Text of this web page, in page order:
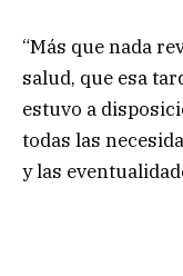
“Más que nada
salud, que esa
estuvo a
todas las
y las